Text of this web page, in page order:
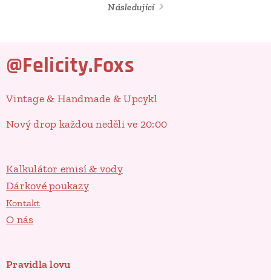
Následující
@Felicity.Foxs
Vintage & Handmade & Upcykl
Nový drop každou neděli ve 20:00
Kalkulátor emisí & vody
Dárkové poukazy
Kontakt
O nás
Pravidla lovu